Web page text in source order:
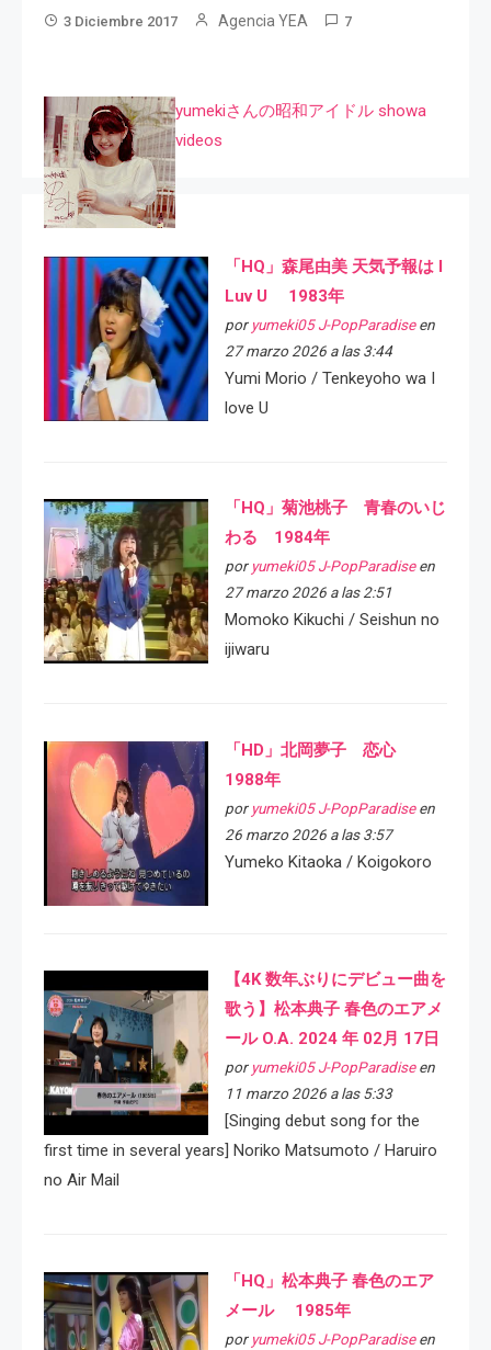
3 Diciembre 2017 Agencia YEA 7
yumekiさんの昭和アイドル showa
videos
「HQ」森尾由美 天気予報は I
Luv U 1983年
por yumeki05 J-PopParadiseen
27 marzo 2026 a las 3:44
Yumi Morio / Tenkeyoho wa I
love U
「HQ」菊池桃子 青春のいじ
わる 1984年
por yumeki05 J-PopParadiseen
27 marzo 2026 a las 2:51
Momoko Kikuchi / Seishun no
ijiwaru
「HD」北岡夢子 恋心
1988年
por yumeki05 J-PopParadiseen
26 marzo 2026 a las 3:57
Yumeko Kitaoka / Koigokoro
【4K 数年ぶりにデビュー曲を
歌う】松本典子 春色のエアメ
ール O.A. 2024 年 02月 17日
por yumeki05 J-PopParadiseen
11 marzo 2026 a las 5:33
[Singing debut song for the
first time in several years] Noriko Matsumoto / Haruiro
no Air Mail
「HQ」松本典子 春色のエア
メール 1985年
por yumeki05 J-PopParadiseen